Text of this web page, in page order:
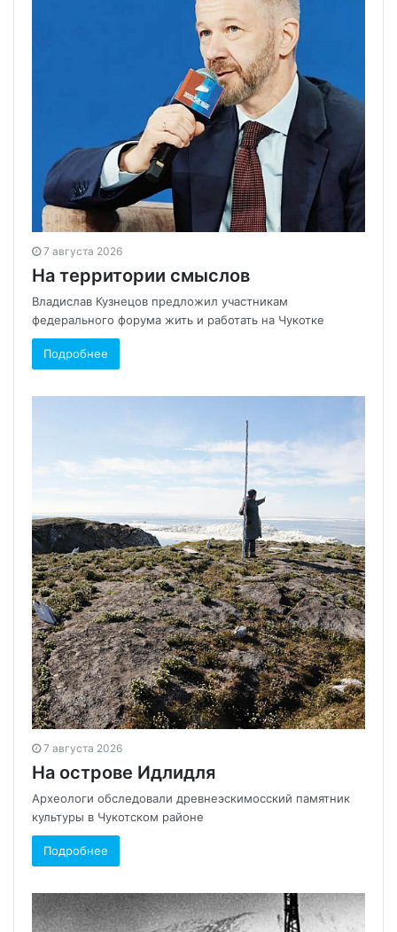
7 августа 2026
На территории смыслов
Владислав Кузнецов предложил участникам
федерального форума жить и работать на Чукотке
Подробнее
7 августа 2026
На острове Идлидля
Археологи обследовали древнеэскимосский памятник
культуры в Чукотском районе
Подробнее